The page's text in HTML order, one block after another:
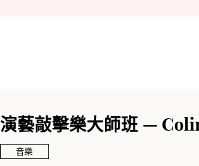
演藝敲擊樂大師班 —
音樂